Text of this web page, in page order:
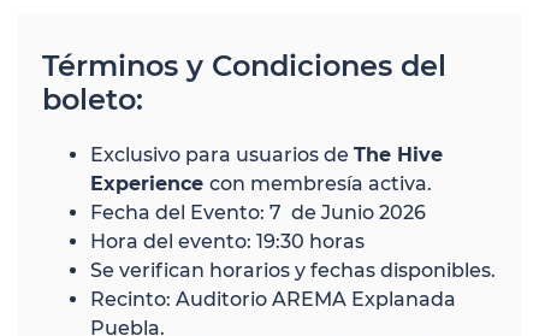
Términos y Condiciones del
boleto:
Exclusivo para usuarios de The Hive
Experience con membresía activa.
Fecha del Evento: 7 de Junio 2026
Hora del evento: 19:30 horas
Se verifican horarios y fechas disponibles.
Recinto: Auditorio AREMA Explanada
Puebla.